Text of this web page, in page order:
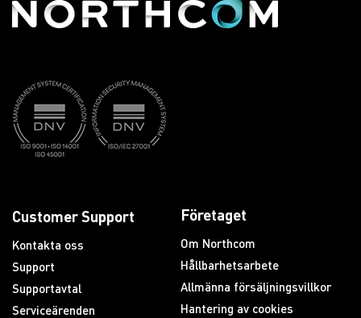
Customer Support
Kontakta oss
Support
Supportavtal
Serviceärenden
Företaget
Om Northcom
Hållbarhetsarbete
Allmänna försäljningsvillkor
Hantering av cookies